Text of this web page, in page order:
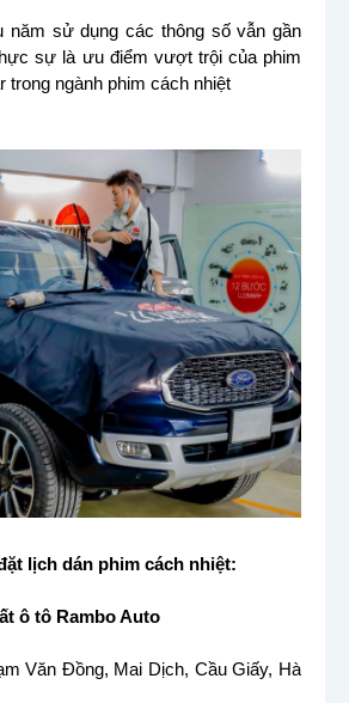
năm sử dụng các thông số vẫn gần
sự là ưu điểm vượt trội của phim
trong ngành phim cách nhiệt
lịch dán phim cách nhiệt:
ô tô Rambo Auto
Văn Đồng, Mai Dịch, Cầu Giấy, Hà